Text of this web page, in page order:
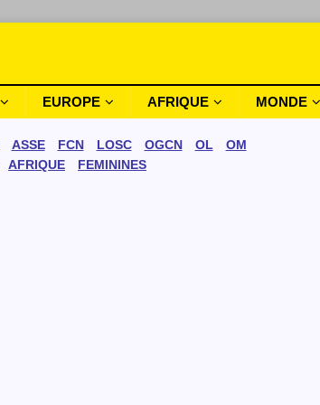
EUROPE AFRIQUE MONDE
ASSE FCN LOSC OGCN OL
OM
AFRIQUE FEMININES